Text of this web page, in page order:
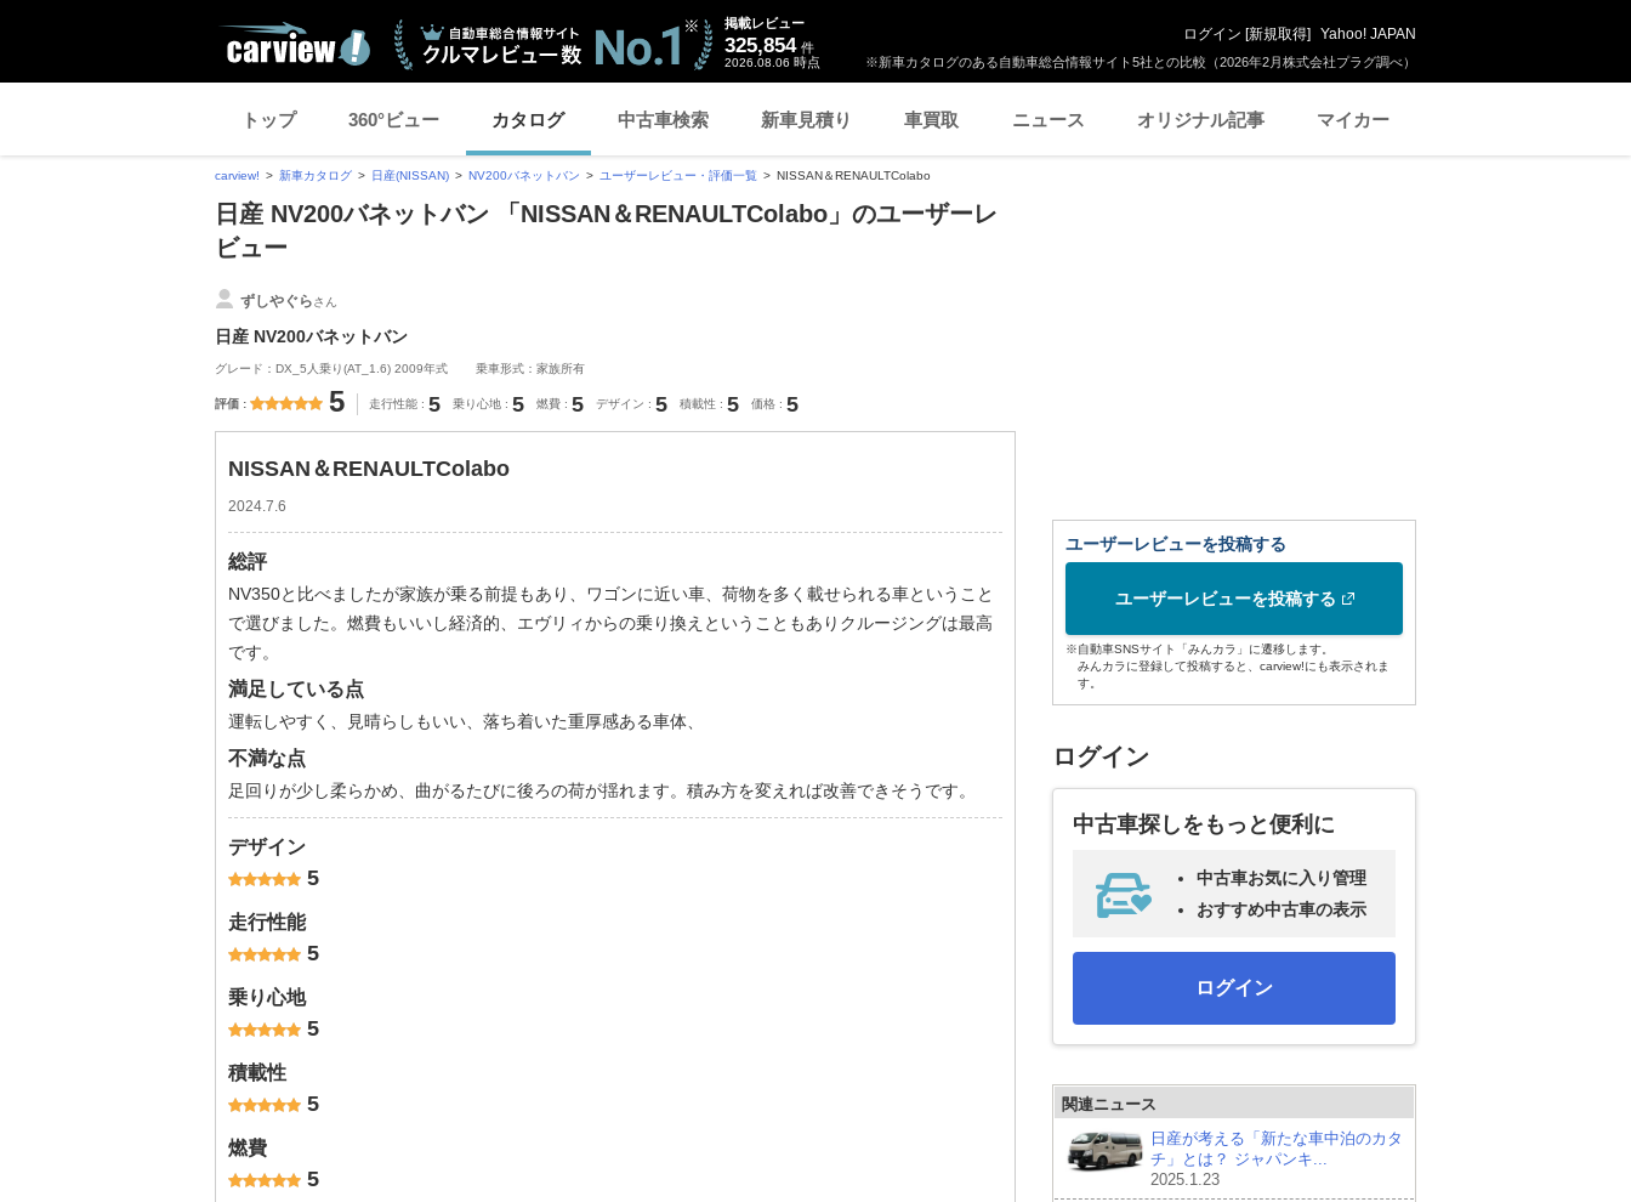
※新車カタログのある自動車総合情報サイト5社との比較（2026年2月株式会社プラグ調べ）
掲載レビュー
325,854 件
2026.08.06 時点
ログイン [新規取得] Yahoo! JAPAN
トップ 360°ビュー カタログ 中古車検索 新車見積り 車買取 ニュース オリジナル記事 マイカー
carview! 新車カタログ 日産(NISSAN) NV200バネットバン ユーザーレビュー・評価一覧 NISSAN＆RENAULTColabo
日産 NV200バネットバン 「NISSAN＆RENAULTColabo」のユーザーレ
ビュー
ずしやぐらさん
日産 NV200バネットバン
グレード：DX_5人乗り(AT_1.6) 2009年式 乗車形式：家族所有
評価 5 走行性能 5 乗り心地 5 燃費 5 デザイン 5 積載性 5 価格 5
NISSAN＆RENAULTColabo
2024.7.6
総評
NV350と比べましたが家族が乗る前提もあり、ワゴンに近い車、荷物を多く載せられる車ということ
で選びました。燃費もいいし経済的、エヴリィからの乗り換えということもありクルージングは最高
です。
満足している点
運転しやすく、見晴らしもいい、落ち着いた重厚感ある車体、
不満な点
足回りが少し柔らかめ、曲がるたびに後ろの荷が揺れます。積み方を変えれば改善できそうです。
デザイン
5
走行性能
5
乗り心地
5
積載性
5
燃費
5
ユーザーレビューを投稿する
ユーザーレビューを投稿する
※自動車SNSサイト「みんカラ」に遷移します。
みんカラに登録して投稿すると、carview!にも表示されま
す。
ログイン
中古車探しをもっと便利に
中古車お気に入り管理
おすすめ中古車の表示
ログイン
関連ニュース
日産が考える「新たな車中泊のカタ
チ」とは？ ジャパンキ...
2025.1.23